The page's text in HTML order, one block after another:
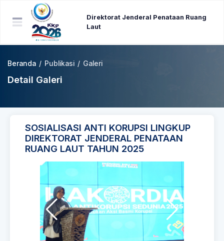
Direktorat Jenderal Penataan Ruang
Laut
Beranda / Publikasi / Galeri
Detail Galeri
SOSIALISASI ANTI KORUPSI LINGKUP
DIREKTORAT JENDERAL PENATAAN
RUANG LAUT TAHUN 2025